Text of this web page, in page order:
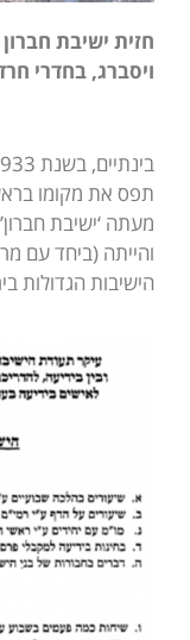
חזית ישיבת
ויסברג, בחדרי
תפס את מקומו
מעתה ‘ישיבת
והייתה (ביחד עם
הישיבות הגדולות